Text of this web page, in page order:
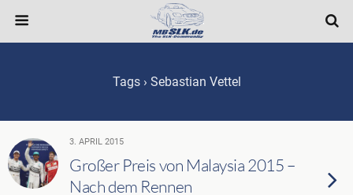
Tags › Sebastian Vettel
3. APRIL 2015
Großer Preis von Malaysia 2015 –
Nach dem Rennen